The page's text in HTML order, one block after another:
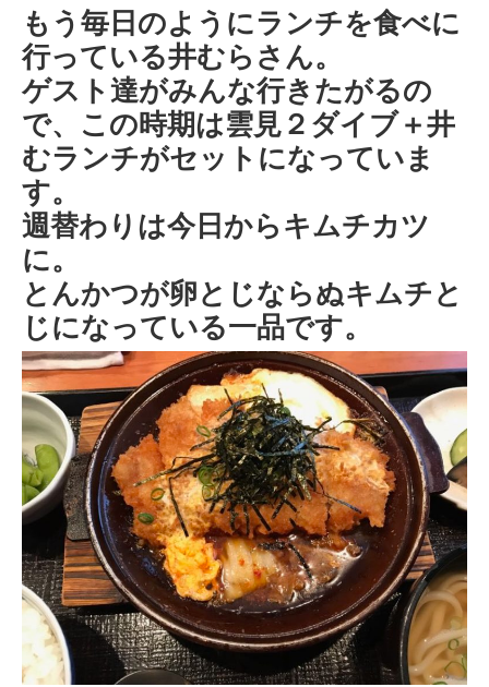
もう毎日のようにランチを食べに
行っている井むらさん。
ゲスト達がみんな行きたがるの
で、この時期は雲見２ダイブ＋井
むランチがセットになっていま
す。
週替わりは今日からキムチカツ
に。
とんかつが卵とじならぬキムチと
じになっている一品です。